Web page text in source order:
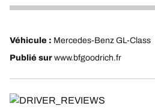
4
Véhicule : Mercedes-Benz GL-Class
Publié sur www.bfgoodrich.fr